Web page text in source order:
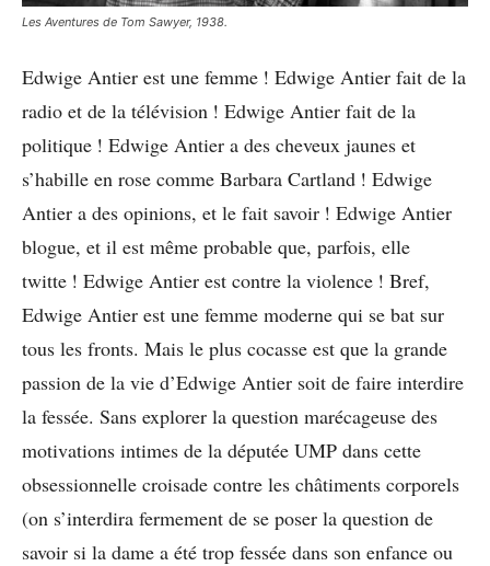
Les Aventures de Tom Sawyer, 1938.
Edwige Antier est une femme ! Edwige Antier fait de la
radio et de la télévision ! Edwige Antier fait de la
politique ! Edwige Antier a des cheveux jaunes et
s’habille en rose comme Barbara Cartland ! Edwige
Antier a des opinions, et le fait savoir ! Edwige Antier
blogue, et il est même probable que, parfois, elle
twitte ! Edwige Antier est contre la violence ! Bref,
Edwige Antier est une femme moderne qui se bat sur
tous les fronts. Mais le plus cocasse est que la grande
passion de la vie d’Edwige Antier soit de faire interdire
la fessée. Sans explorer la question marécageuse des
motivations intimes de la députée UMP dans cette
obsessionnelle croisade contre les châtiments corporels
(on s’interdira fermement de se poser la question de
savoir si la dame a été trop fessée dans son enfance ou